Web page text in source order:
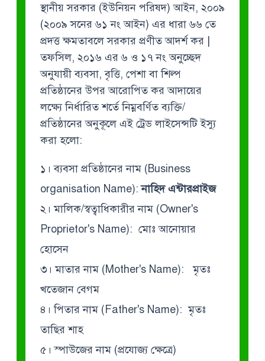
স্থানীয় সরকার (ইউনিয়ন পরিষদ) আইন, ২০০৯
(২০০৯ সনের ৬১ নং আইন) এর ধারা ৬৬ তে
প্রদত্ত ক্ষমতাবলে সরকার প্রণীত আদর্শ কর |
তফসিল, ২০১৬ এর ৬ ও ১৭ নং অনুচ্ছেদ
অনুযায়ী ব্যবসা, বৃত্তি, পেশা বা শিল্প
প্রতিষ্ঠানের উপর আরোপিত কর আদায়ের
লক্ষ্যে নির্ধারিত শর্তে নিম্নবর্ণিত ব্যক্তি/
প্রতিষ্ঠানের অনুকূলে এই ট্রেড লাইসেন্সটি ইস্যু
করা হলো:
১। ব্যবসা প্রতিষ্ঠানের নাম (Business
organisation Name):নাহিদ এন্টারপ্রাইজ
২। মালিক/স্বত্বাধিকারীর নাম (Owner's
Proprietor's Name): মোঃ আনোয়ার
হোসেন
৩। মাতার নাম (Mother's Name): মৃতঃ
খতেজান বেগম
৪। পিতার নাম (Father's Name): মৃতঃ
তাছির শাহ
৫। স্পাউজের নাম (প্রযোজ্য ক্ষেত্রে)